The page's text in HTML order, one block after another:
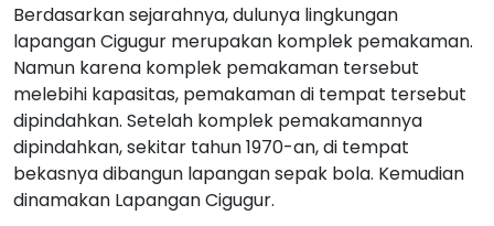
Berdasarkan sejarahnya, dulunya lingkungan
lapangan Cigugur merupakan komplek pemakaman.
Namun karena komplek pemakaman tersebut
melebihi kapasitas, pemakaman di tempat tersebut
dipindahkan. Setelah komplek pemakamannya
dipindahkan, sekitar tahun 1970-an, di tempat
bekasnya dibangun lapangan sepak bola. Kemudian
dinamakan Lapangan Cigugur.